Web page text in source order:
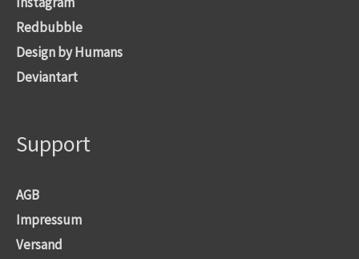
Redbubble
Design by Humans
Deviantart
Support
AGB
Impressum
Versand